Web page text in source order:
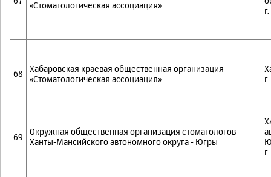
«Стоматологическая ассоциация»
68
Хабаровская краевая общественная организация
«Стоматологическая ассоциация»
69
Окружная общественная организация стоматологов
Ханты-Мансийского автономного округа - Югры